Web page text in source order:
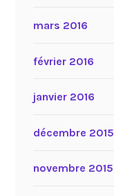
mars 2016
février 2016
janvier 2016
décembre 2015
novembre 2015